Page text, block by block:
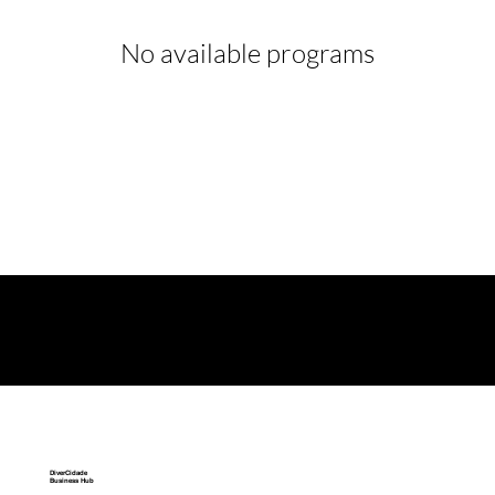
No available programs
DiverCidade
Business Hub